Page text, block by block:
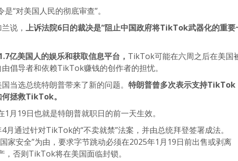
“对美国人民的彻底审查”。
说， 上诉法院6日的裁决是“阻止中国政府将TikTok武器化的重要
亿美国人的娱乐和获取信息平台， TikTok可能在六周之后在美国
倡导者和依赖TikTok赚钱的创作者的担忧。
当选总统特朗普带来了新的问题。 特朗普曾多次表示支持TikTok
拯救TikTok。
月19日也就是特朗普就职日的前一天生效。
月通过针对TikTok的“不卖就禁”法案，并由总统拜登签署成法。
家安全”为由，要求字节跳动必须在2025年1月19日前出售或剥离
否则TikTok将在美国面临封锁。